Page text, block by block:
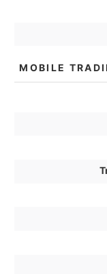
MOBILE